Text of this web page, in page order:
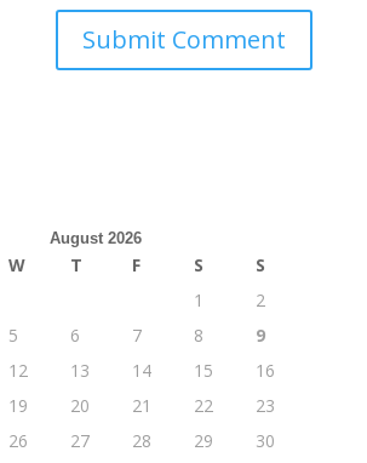
August 2026
W T F S
S
1
2
5 6 7 8
9
12 13 14 15
16
19 20 21 22
23
26 27 28 29
30